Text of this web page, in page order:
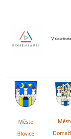
Město
Blovice